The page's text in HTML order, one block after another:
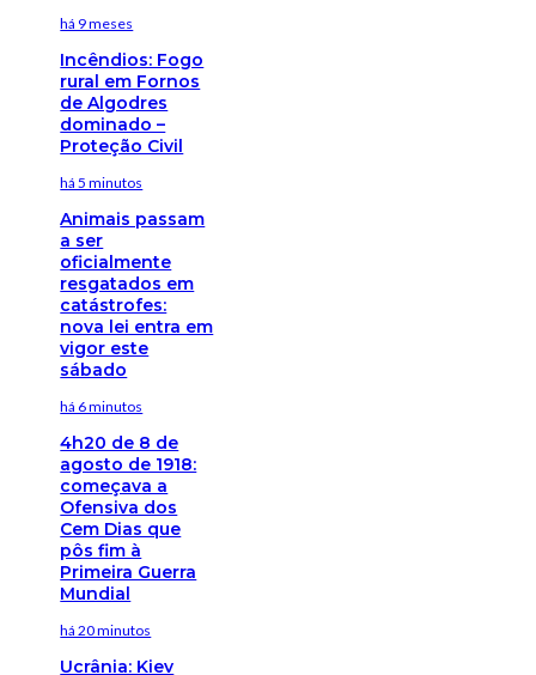
há 9 meses
Incêndios: Fogo
rural em Fornos
de Algodres
dominado –
Proteção Civil
há 5 minutos
Animais passam
a ser
oficialmente
resgatados em
catástrofes:
nova lei entra em
vigor este
sábado
há 6 minutos
4h20 de 8 de
agosto de 1918:
começava a
Ofensiva dos
Cem Dias que
pôs fim à
Primeira Guerra
Mundial
há 20 minutos
Ucrânia: Kiev